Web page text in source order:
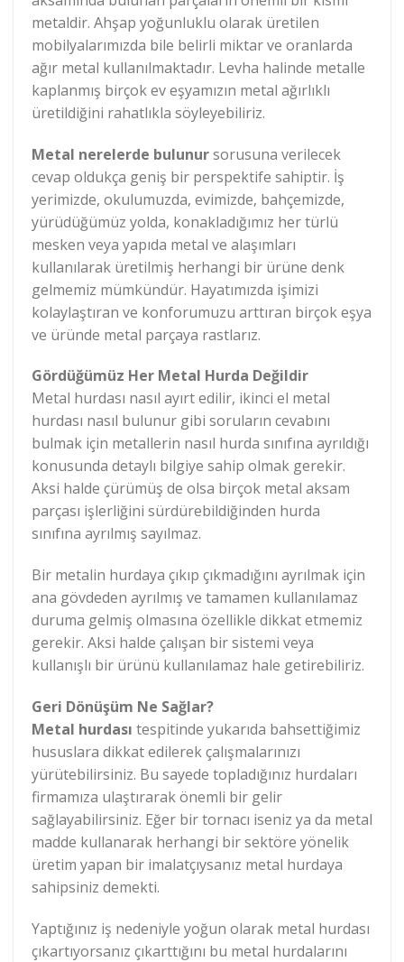
metaldir. Ahşap yoğunluklu olarak üretilen
mobilyalarımızda bile belirli miktar ve oranlarda
ağır metal kullanılmaktadır. Levha halinde metalle
kaplanmış birçok ev eşyamızın metal ağırlıklı
üretildiğini rahatlıkla söyleyebiliriz.
Metal nerelerde bulunursorusuna verilecek
cevap oldukça geniş bir perspektife sahiptir. İş
yerimizde, okulumuzda, evimizde, bahçemizde,
yürüdüğümüz yolda, konakladığımız her türlü
mesken veya yapıda metal ve alaşımları
kullanılarak üretilmiş herhangi bir ürüne denk
gelmemiz mümkündür. Hayatımızda işimizi
kolaylaştıran ve konforumuzu arttıran birçok eşya
ve üründe metal parçaya rastlarız.
Gördüğümüz Her Metal Hurda Değildir
Metal hurdası nasıl ayırt edilir, ikinci el metal
hurdası nasıl bulunur gibi soruların cevabını
bulmak için metallerin nasıl hurda sınıfına ayrıldığı
konusunda detaylı bilgiye sahip olmak gerekir.
Aksi halde çürümüş de olsa birçok metal aksam
parçası işlerliğini sürdürebildiğinden hurda
sınıfına ayrılmış sayılmaz.
Bir metalin hurdaya çıkıp çıkmadığını ayrılmak için
ana gövdeden ayrılmış ve tamamen kullanılamaz
duruma gelmiş olmasına özellikle dikkat etmemiz
gerekir. Aksi halde çalışan bir sistemi veya
kullanışlı bir ürünü kullanılamaz hale getirebiliriz.
Geri Dönüşüm Ne Sağlar?
Metal hurdası tespitinde yukarıda bahsettiğimiz
hususlara dikkat edilerek çalışmalarınızı
yürütebilirsiniz. Bu sayede topladığınız hurdaları
firmamıza ulaştırarak önemli bir gelir
sağlayabilirsiniz. Eğer bir tornacı iseniz ya da metal
madde kullanarak herhangi bir sektöre yönelik
üretim yapan bir imalatçıysanız metal hurdaya
sahipsiniz demekti.
Yaptığınız iş nedeniyle yoğun olarak metal hurdası
çıkartıyorsanız çıkarttığını bu metal hurdalarını